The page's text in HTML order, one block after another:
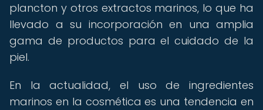
plancton y otros extractos marinos, lo que ha
llevado a su incorporación en una amplia
gama de productos para el cuidado de la
piel.
En la actualidad, el uso de ingredientes
marinos en la cosmética es una tendencia en